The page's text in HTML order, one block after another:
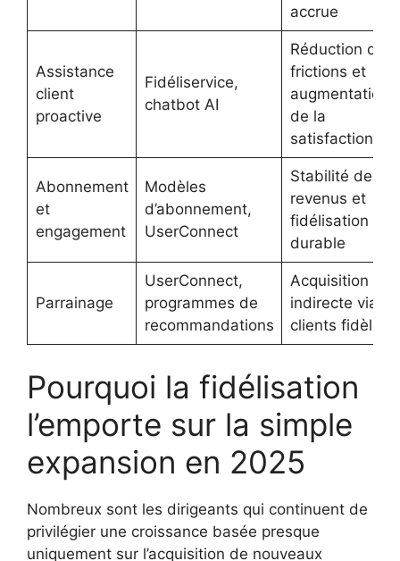
accrue
Assistance
client
proactive
Fidéliservice,
chatbot AI
Réduction des
frictions et
augmentation
de la
satisfaction
Abonnement
et
engagement
Modèles
d’abonnement,
UserConnect
Stabilité des
revenus et
fidélisation
durable
Parrainage
UserConnect,
programmes de
recommandations
Acquisition
indirecte via
clients fidèles
Pourquoi la fidélisation
l’emporte sur la simple
expansion en 2025
Nombreux sont les dirigeants qui continuent de
privilégier une croissance basée presque
uniquement sur l’acquisition de nouveaux